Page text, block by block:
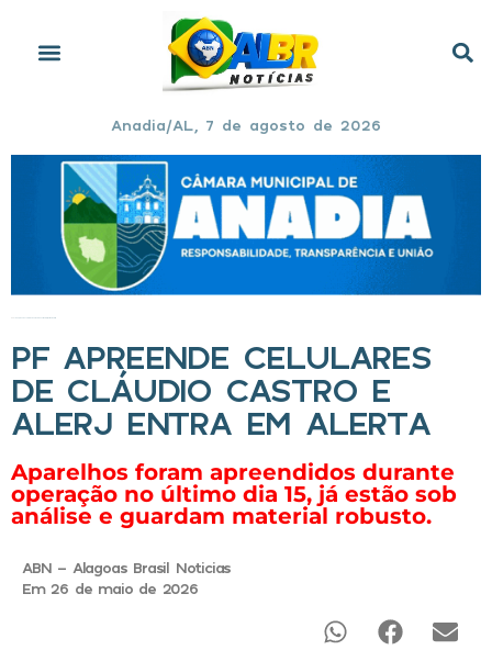
Anadia/AL, 7 de agosto de 2026
PF APREENDE CELULARES
DE CLÁUDIO CASTRO E
ALERJ ENTRA EM ALERTA
Aparelhos foram apreendidos durante
operação no último dia 15, já estão sob
análise e guardam material robusto.
ABN - Alagoas Brasil Noticias
Em 26 de maio de 2026